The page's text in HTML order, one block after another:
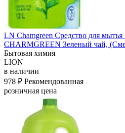
LN Chamgreen Средство для
CHARMGREEN Зеленый чай,
Бытовая химия
LION
в наличии
978 ₽ Рекомендованная
розничная цена